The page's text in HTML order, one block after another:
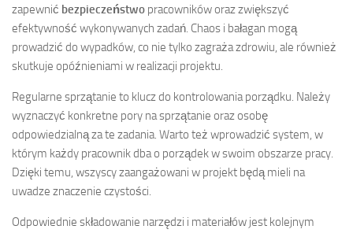
zapewnić bezpieczeństwo pracowników oraz zwiększyć
efektywność wykonywanych zadań. Chaos i bałagan mogą
prowadzić do wypadków, co nie tylko zagraża zdrowiu, ale również
skutkuje opóźnieniami w realizacji projektu.
Regularne sprzątanie to klucz do kontrolowania porządku. Należy
wyznaczyć konkretne pory na sprzątanie oraz osobę
odpowiedzialną za te zadania. Warto też wprowadzić system, w
którym każdy pracownik dba o porządek w swoim obszarze pracy.
Dzięki temu, wszyscy zaangażowani w projekt będą mieli na
uwadze znaczenie czystości.
Odpowiednie składowanie narzędzi i materiałów jest kolejnym